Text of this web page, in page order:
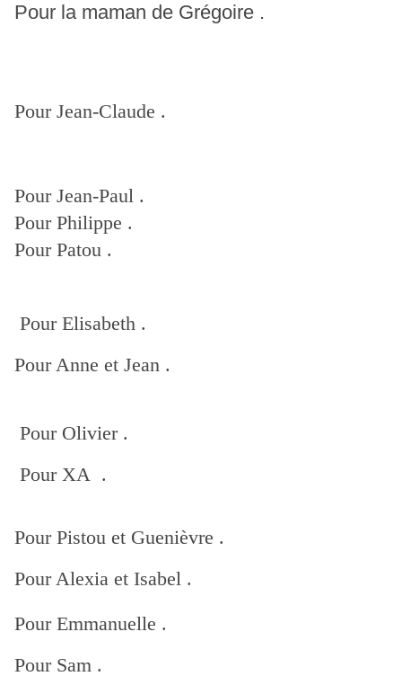
Pour la maman de Grégoire .
Pour Jean-Claude .
Pour Jean-Paul .
Pour Philippe .
Pour Patou .
Pour Elisabeth .
Pour Anne et Jean .
Pour Olivier .
Pour XA .
Pour Pistou et Guenièvre .
Pour Alexia et Isabel .
Pour Emmanuelle .
Pour Sam .